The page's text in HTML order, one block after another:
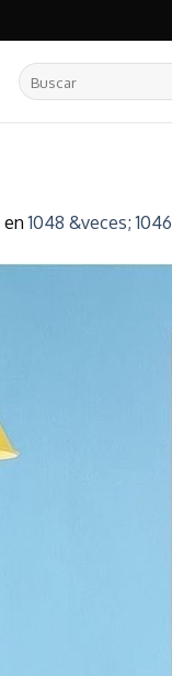
Buscar
por:
en1048 &veces; 1046